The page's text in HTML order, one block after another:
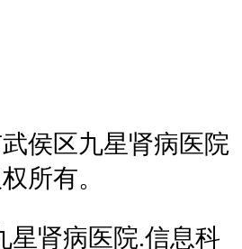
侯区九星肾病医院
所有。
星肾病医院.信息科